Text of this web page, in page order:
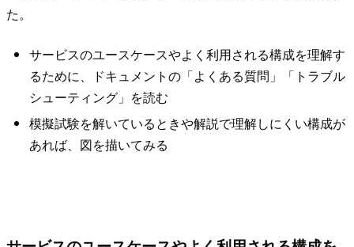
た。
サービスのユースケースやよく利用される構成を理解す
るために、ドキュメントの「よくある質問」「トラブル
シューティング」を読む
模擬試験を解いているときや解説で理解しにくい構成が
あれば、図を描いてみる